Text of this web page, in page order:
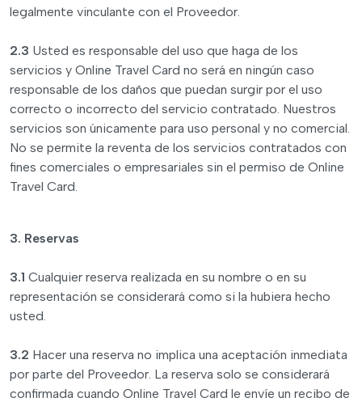
legalmente vinculante con el Proveedor.
2.3 Usted es responsable del uso que haga de los
servicios y Online Travel Card no será en ningún caso
responsable de los daños que puedan surgir por el uso
correcto o incorrecto del servicio contratado. Nuestros
servicios son únicamente para uso personal y no comercial.
No se permite la reventa de los servicios contratados con
fines comerciales o empresariales sin el permiso de Online
Travel Card.
3. Reservas
3.1 Cualquier reserva realizada en su nombre o en su
representación se considerará como si la hubiera hecho
usted.
3.2 Hacer una reserva no implica una aceptación inmediata
por parte del Proveedor. La reserva solo se considerará
confirmada cuando Online Travel Card le envíe un recibo de